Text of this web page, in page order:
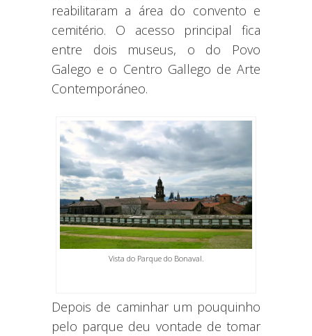
reabilitaram a área do convento e
cemitério. O acesso principal fica
entre dois museus, o do Povo
Galego e o Centro Gallego de Arte
Contemporáneo.
Vista do Parque do Bonaval.
Depois de caminhar um pouquinho
pelo parque deu vontade de tomar